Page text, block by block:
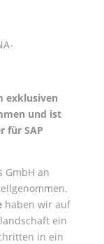
exklusiven
und ist
für SAP
GmbH an
haben wir auf
ein
in ein